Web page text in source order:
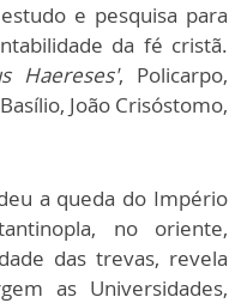
e pesquisa para
da fé cristã.
Haereses', Policarpo,
João Crisóstomo,
a queda do Império
no oriente,
das trevas, revela
as Universidades,